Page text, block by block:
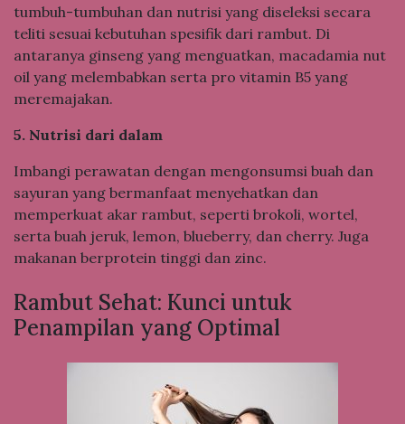
tumbuh-tumbuhan dan nutrisi yang diseleksi secara
teliti sesuai kebutuhan spesifik dari rambut. Di
antaranya ginseng yang menguatkan, macadamia nut
oil yang melembabkan serta pro vitamin B5 yang
meremajakan.
5. Nutrisi dari dalam
Imbangi perawatan dengan mengonsumsi buah dan
sayuran yang bermanfaat menyehatkan dan
memperkuat akar rambut, seperti brokoli, wortel,
serta buah jeruk, lemon, blueberry, dan cherry. Juga
makanan berprotein tinggi dan zinc.
Rambut Sehat: Kunci untuk
Penampilan yang Optimal